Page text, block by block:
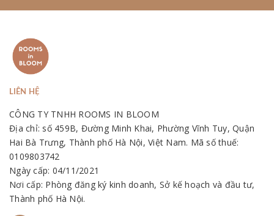
LIÊN HỆ
CÔNG TY TNHH ROOMS IN BLOOM
Địa chỉ: số 459B, Đường Minh Khai, Phường Vĩnh Tuy, Quận
Hai Bà Trưng, Thành phố Hà Nội, Việt Nam. Mã số thuế:
0109803742
Ngày cấp: 04/11/2021
Nơi cấp: Phòng đăng ký kinh doanh, Sở kế hoạch và đầu tư,
Thành phố Hà Nội.